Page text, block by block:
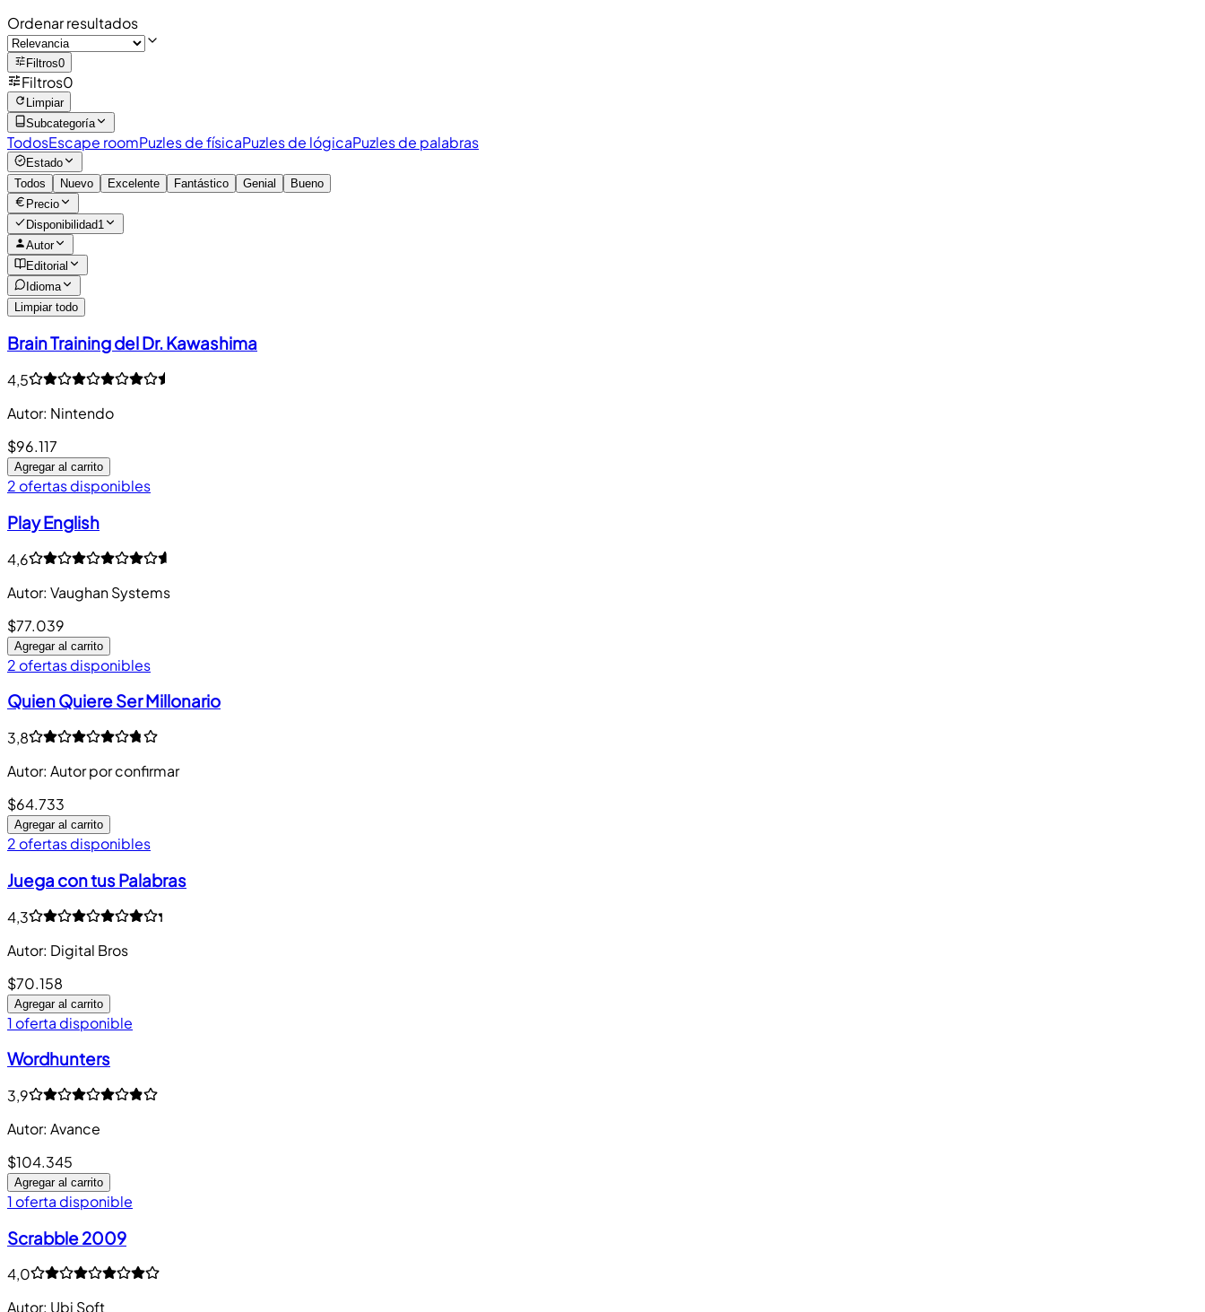
Ordenar resultados
Filtros0
Filtros0
Limpiar
Subcategoría
TodosEscape roomPuzles de físicaPuzles de lógicaPuzles de palabras
Estado
Todos
Nuevo Excelente Fantástico Genial
Bueno
Precio
Disponibilidad1
Autor
Editorial
Idioma
Limpiar todo
Brain Training del Dr. Kawashima
4,5
Autor: Nintendo
$96.117
Agregar al carrito
2 ofertas disponibles
Play English
4,6
Autor: Vaughan Systems
$77.039
Agregar al carrito
2 ofertas disponibles
Quien Quiere Ser Millonario
3,8
Autor: Autor por confirmar
$64.733
Agregar al carrito
2 ofertas disponibles
Juega con tus Palabras
4,3
Autor: Digital Bros
$70.158
Agregar al carrito
1 oferta disponible
Wordhunters
3,9
Autor: Avance
$104.345
Agregar al carrito
1 oferta disponible
Scrabble 2009
4,0
Autor: Ubi Soft